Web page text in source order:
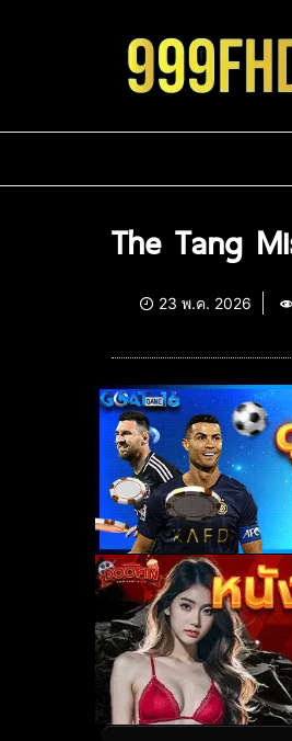
The Tang
23 พ.ค. 2026